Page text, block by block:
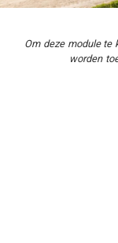
Om deze module te
worden